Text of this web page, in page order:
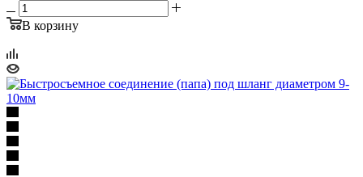
В корзину